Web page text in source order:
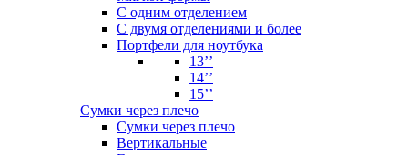
С одним отделением
С двумя отделениями и более
Портфели для ноутбука
13’’
14’’
15’’
Сумки через плечо
Сумки через плечо
Вертикальные